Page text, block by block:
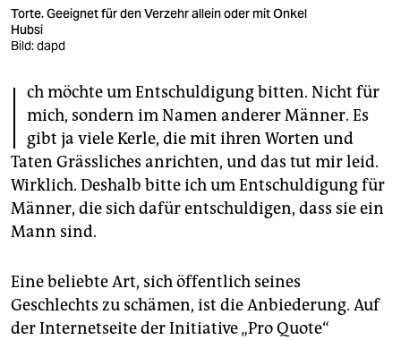
shop
fragen & hilfe
unterstützen
genossenschaft
epaper login
Torte. Geeignet für den Verzehr allein oder mit Onkel
Hubsi
Bild: dapd
I ch möchte um Entschuldigung bitten. Nicht für
mich, sondern im Namen anderer Männer. Es
gibt ja viele Kerle, die mit ihren Worten und
Taten Grässliches anrichten, und das tut mir leid.
Wirklich. Deshalb bitte ich um Entschuldigung für
Männer, die sich dafür entschuldigen, dass sie ein
Mann sind.
Eine beliebte Art, sich öffentlich seines
Geschlechts zu schämen, ist die Anbiederung. Auf
der Internetseite der Initiative „Pro Quote“